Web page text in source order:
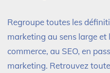
Regroupe toutes les
marketing au sens large
commerce, au SEO, en
marketing. Retrouvez